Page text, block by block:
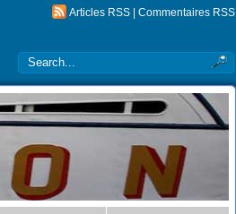
Articles RSS Commentaires RSS